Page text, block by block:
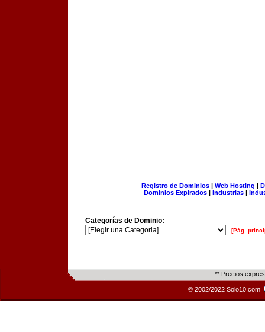
Registro de Dominios| Web Hosting |
Dominios Expirados | Industrias |
Categorías de Dominio:
[Pág.
** Precios
© 2002/2022 Solo10.com